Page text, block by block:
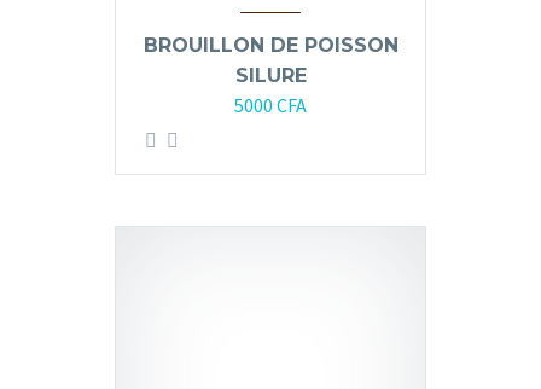
BROUILLON DE POISSON
SILURE
5000 CFA